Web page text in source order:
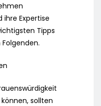
Expertise
Tipps
sollten